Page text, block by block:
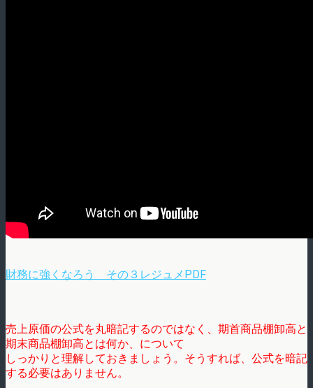
財務に強くなろう その３レジュメPDF
売上原価の公式を丸暗記するのではなく、期首商品棚卸高と
期末商品棚卸高とは何か、について
しっかりと理解しておきましょう。そうすれば、公式を暗記
する必要はありません。